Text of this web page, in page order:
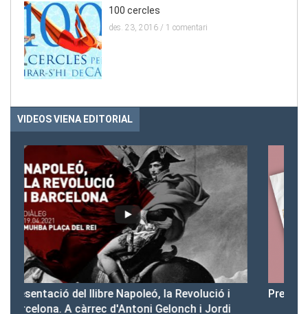
100 cercles
des. 23, 2016 / 1 comentari
VIDEOS VIENA EDITORIAL
Presentació del Club Victòria